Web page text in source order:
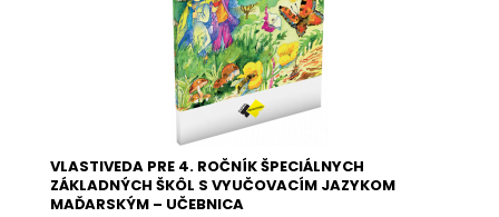
VLASTIVEDA PRE 4. ROČNÍK ŠPECIÁLNYCH
ZÁKLADNÝCH ŠKÔL S VYUČOVACÍM JAZYKOM
MAĎARSKÝM – UČEBNICA